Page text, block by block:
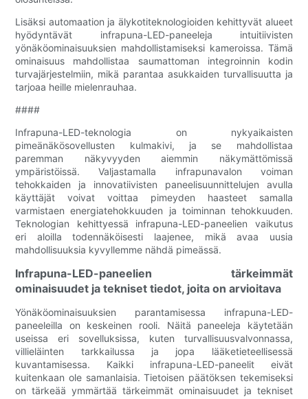
Lisäksi automaation ja älykotiteknologioiden kehittyvät alueet
hyödyntävät infrapuna-LED-paneeleja intuitiivisten
yönäköominaisuuksien mahdollistamiseksi kameroissa. Tämä
ominaisuus mahdollistaa saumattoman integroinnin kodin
turvajärjestelmiin, mikä parantaa asukkaiden turvallisuutta ja
tarjoaa heille mielenrauhaa.
####
Infrapuna-LED-teknologia on nykyaikaisten
pimeänäkösovellusten kulmakivi, ja se mahdollistaa
paremman näkyvyyden aiemmin näkymättömissä
ympäristöissä. Valjastamalla infrapunavalon voiman
tehokkaiden ja innovatiivisten paneelisuunnittelujen avulla
käyttäjät voivat voittaa pimeyden haasteet samalla
varmistaen energiatehokkuuden ja toiminnan tehokkuuden.
Teknologian kehittyessä infrapuna-LED-paneelien vaikutus
eri aloilla todennäköisesti laajenee, mikä avaa uusia
mahdollisuuksia kyvyllemme nähdä pimeässä.
Infrapuna-LED-paneelien tärkeimmät
ominaisuudet ja tekniset tiedot, joita on arvioitava
Yönäköominaisuuksien parantamisessa infrapuna-LED-
paneeleilla on keskeinen rooli. Näitä paneeleja käytetään
useissa eri sovelluksissa, kuten turvallisuusvalvonnassa,
villieläinten tarkkailussa ja jopa lääketieteellisessä
kuvantamisessa. Kaikki infrapuna-LED-paneelit eivät
kuitenkaan ole samanlaisia. Tietoisen päätöksen tekemiseksi
on tärkeää ymmärtää tärkeimmät ominaisuudet ja tekniset